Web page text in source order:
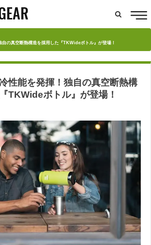
自の真空断熱構造を採用した『TKWideボトル』が登場！
性能を発揮！独自の真空断熱構
TKWideボトル』が登場！